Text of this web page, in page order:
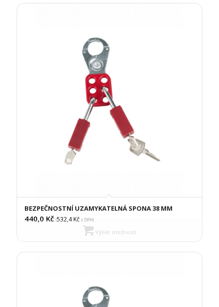
BEZPEČNOSTNÍ UZAMYKATELNÁ SPONA 38 MM
440,0 Kč (532,4Kčs DPH)
Výběr možností